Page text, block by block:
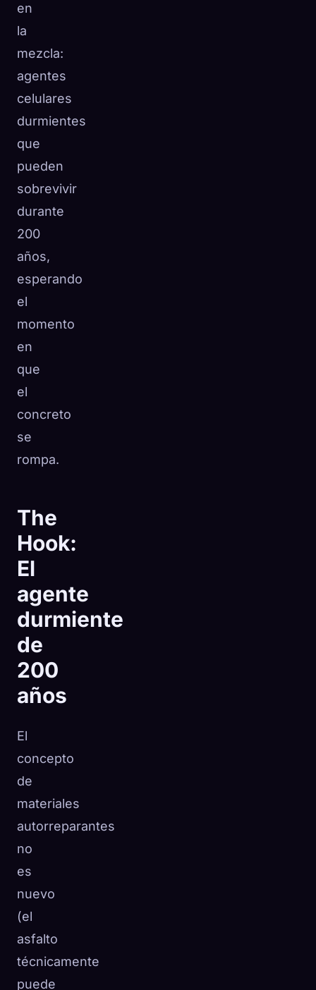
en
la
mezcla:
agentes
celulares
durmientes
que
pueden
sobrevivir
durante
200
años,
esperando
el
momento
en
que
el
concreto
se
rompa.
The
Hook:
El
agente
durmiente
de
200
años
El
concepto
de
materiales
autorreparantes
no
es
nuevo
(el
asfalto
técnicamente
puede